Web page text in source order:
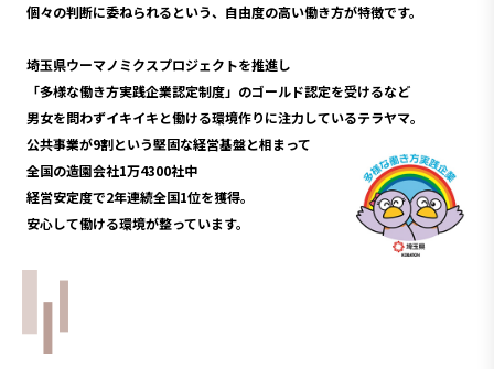
個々の判断に委ねられるという、自由度の高い働き方が特徴です。
埼玉県ウーマノミクスプロジェクトを推進し
「多様な働き方実践企業認定制度」のゴールド認定を受けるなど
男女を問わずイキイキと働ける環境作りに注力しているテラヤマ。
公共事業が9割という堅固な経営基盤と相まって
全国の造園会社1万4300社中
経営安定度で2年連続全国1位を獲得。
安心して働ける環境が整っています。